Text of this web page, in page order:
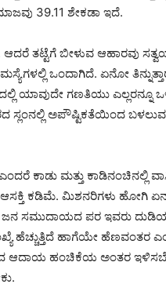
39.11 ಶೇಕಡಾ ಇದೆ.
ತಟ್ಟೆಗೆ ಬೀಳುವ ಆಹಾರವು
ಒಂದಾಗಿದೆ. ಏನೋ
ಯಾವುದೇ ಗಣತಿಯು ಎಲ್ಲರನ್ನೂ
ಅಪೌಷ್ಟಿಕತೆಯಿಂದ
ಕಾಡು ಮತ್ತು ಕಾಡಿನಂಚಿನಲ್ಲಿ
ಕಡಿಮೆ. ಮಿಶನರಿಗಳು ಹೋಗಿ
ಸಮುದಾಯದ ಪರ ಇವರು
ಹೆಚ್ಚುತ್ತಿದೆ ಹಾಗೆಯೇ ಹೆಣವಂತರ
ಆದಾಯ ಹಂಚಿಕೆಯ ಅಂತರ